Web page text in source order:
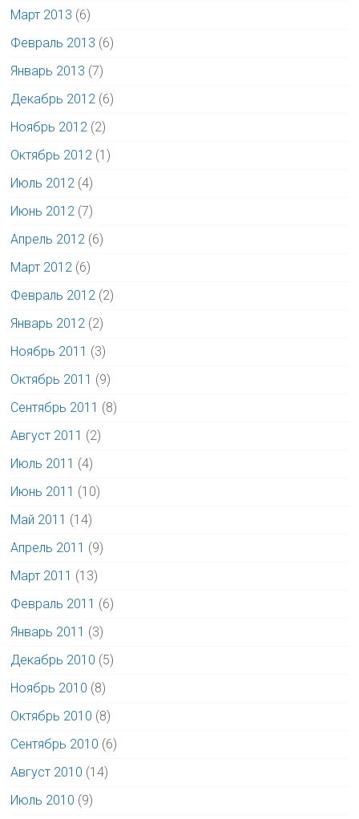
Март 2013 (6)
Февраль 2013 (6)
Январь 2013 (7)
Декабрь 2012 (6)
Ноябрь 2012 (2)
Октябрь 2012 (1)
Июль 2012 (4)
Июнь 2012 (7)
Апрель 2012 (6)
Март 2012 (6)
Февраль 2012 (2)
Январь 2012 (2)
Ноябрь 2011 (3)
Октябрь 2011 (9)
Сентябрь 2011 (8)
Август 2011 (2)
Июль 2011 (4)
Июнь 2011 (10)
Май 2011 (14)
Апрель 2011 (9)
Март 2011 (13)
Февраль 2011 (6)
Январь 2011 (3)
Декабрь 2010 (5)
Ноябрь 2010 (8)
Октябрь 2010 (8)
Сентябрь 2010 (6)
Август 2010 (14)
Июль 2010 (9)